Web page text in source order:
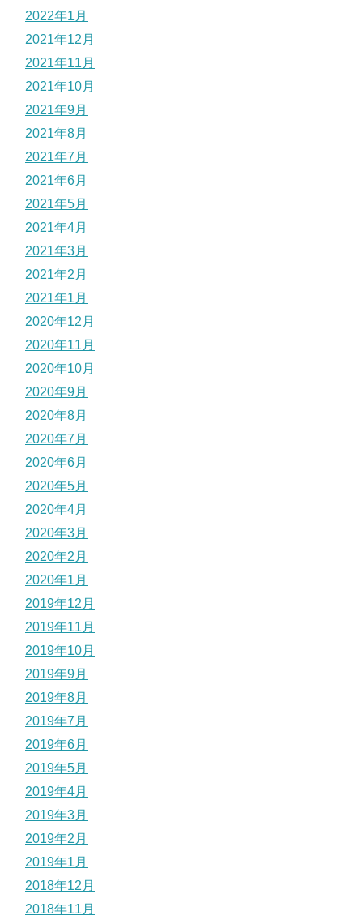
2022年1月
2021年12月
2021年11月
2021年10月
2021年9月
2021年8月
2021年7月
2021年6月
2021年5月
2021年4月
2021年3月
2021年2月
2021年1月
2020年12月
2020年11月
2020年10月
2020年9月
2020年8月
2020年7月
2020年6月
2020年5月
2020年4月
2020年3月
2020年2月
2020年1月
2019年12月
2019年11月
2019年10月
2019年9月
2019年8月
2019年7月
2019年6月
2019年5月
2019年4月
2019年3月
2019年2月
2019年1月
2018年12月
2018年11月